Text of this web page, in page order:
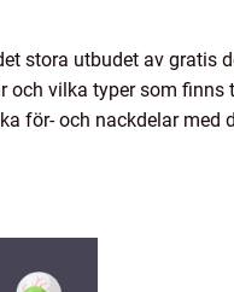
stora utbudet av gratis
och vilka typer som
för- och nackdelar med